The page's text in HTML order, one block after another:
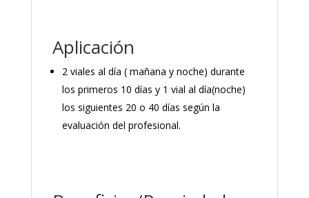
Aplicación
2 viales al día ( mañana y noche) durante
los primeros 10 días y 1 vial al día(noche)
los siguientes 20 o 40 días según la
evaluación del profesional.